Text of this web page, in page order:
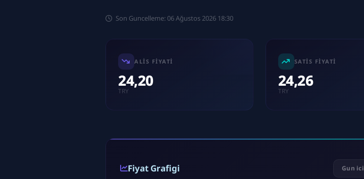
Son Guncelleme: 06 Ağustos 2026 18:30
ALIS FIYATI
24,20
TRY
SATIS FIYATI
24,26
TRY
Fiyat Grafigi Gun ici